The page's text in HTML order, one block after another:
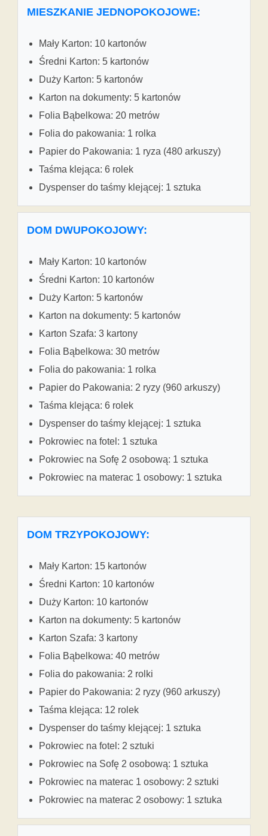
MIESZKANIE JEDNOPOKOJOWE:
Mały Karton: 10 kartonów
Średni Karton: 5 kartonów
Duży Karton: 5 kartonów
Karton na dokumenty: 5 kartonów
Folia Bąbelkowa: 20 metrów
Folia do pakowania: 1 rolka
Papier do Pakowania: 1 ryza (480 arkuszy)
Taśma klejąca: 6 rolek
Dyspenser do taśmy klejącej: 1 sztuka
DOM DWUPOKOJOWY:
Mały Karton: 10 kartonów
Średni Karton: 10 kartonów
Duży Karton: 5 kartonów
Karton na dokumenty: 5 kartonów
Karton Szafa: 3 kartony
Folia Bąbelkowa: 30 metrów
Folia do pakowania: 1 rolka
Papier do Pakowania: 2 ryzy (960 arkuszy)
Taśma klejąca: 6 rolek
Dyspenser do taśmy klejącej: 1 sztuka
Pokrowiec na fotel: 1 sztuka
Pokrowiec na Sofę 2 osobową: 1 sztuka
Pokrowiec na materac 1 osobowy: 1 sztuka
DOM TRZYPOKOJOWY:
Mały Karton: 15 kartonów
Średni Karton: 10 kartonów
Duży Karton: 10 kartonów
Karton na dokumenty: 5 kartonów
Karton Szafa: 3 kartony
Folia Bąbelkowa: 40 metrów
Folia do pakowania: 2 rolki
Papier do Pakowania: 2 ryzy (960 arkuszy)
Taśma klejąca: 12 rolek
Dyspenser do taśmy klejącej: 1 sztuka
Pokrowiec na fotel: 2 sztuki
Pokrowiec na Sofę 2 osobową: 1 sztuka
Pokrowiec na materac 1 osobowy: 2 sztuki
Pokrowiec na materac 2 osobowy: 1 sztuka